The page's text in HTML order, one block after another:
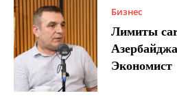
Бизнес
Лимиты
Экономист